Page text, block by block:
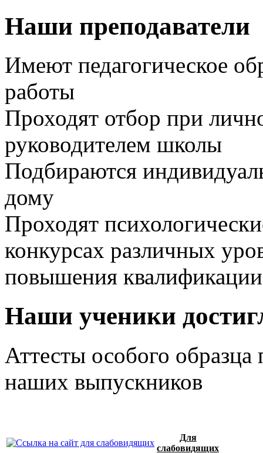
Наши преподаватели
Имеют педагогическое
работы
Проходят отбор при
руководителем школы
Подбираются
дому
Проходят
конкурсах различных
повышения квалификации
Наши ученики
Аттесты особого
наших выпускников
Для
слабовидящих